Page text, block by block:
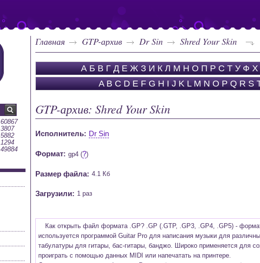
Главная GTP-архив Dr Sin Shred Your Skin
А Б В Г Д Е Ж З И К Л М Н О П Р С Т У Ф Х
A B C D E F G H I J K L M N O P Q R S
GTP-архив: Shred Your Skin
Исполнитель: Dr Sin
Формат: gp4 (?)
Размер файла: 4.1 Кб
Загрузили: 1 раз
Как открыть файл формата .GP? .GP (.GTP, .GP3, .GP4, .GP5) -
используется программой Guitar Pro для написания музыки для
табулатуры для гитары, бас-гитары, банджо. Широко применяется для
проиграть с помощью данных MIDI или напечатать на принтере.
60867
3807
5882
1294
49884